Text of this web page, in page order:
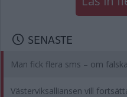
SENASTE
Man fick flera sms – om
Västerviksalliansen vill